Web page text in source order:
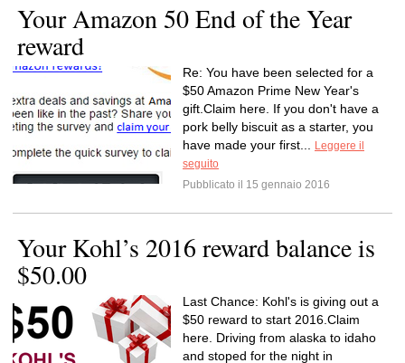
Your Amazon 50 End of the Year
reward
Re: You have been selected for a
$50 Amazon Prime New Year's
gift.Claim here. If you don't have a
pork belly biscuit as a starter, you
have made your first...
Leggere il
seguito
Pubblicato il 15 gennaio 2016
Your Kohl’s 2016 reward balance is
$50.00
Last Chance: Kohl's is giving out a
$50 reward to start 2016.Claim
here. Driving from alaska to idaho
and stoped for the night in